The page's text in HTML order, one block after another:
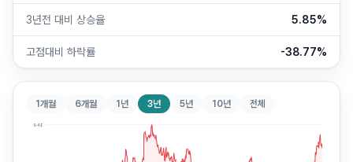
3년전 대비 상승율 5.85%
고점대비 하락률 -38.77%
1개월 6개월 1년 3년 5년 10년 전체
94$